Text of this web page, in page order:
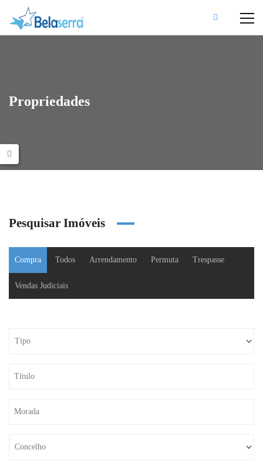
Propriedades
Pesquisar Imóveis
Compra Todos Arrendamento Permuta Trespasse
Vendas Judiciais